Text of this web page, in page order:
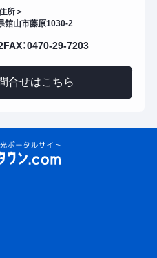
所＞
館山市藤原1030-2
FAX：0470-29-7203
合せはこちら